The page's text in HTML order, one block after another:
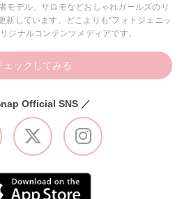
モデル、サロモなどおしゃれガールズのリ
新しています。どこよりも“フォトジェニッ
ジナルコンテンツメディアです。
ェックしてみる
Official SNS ／